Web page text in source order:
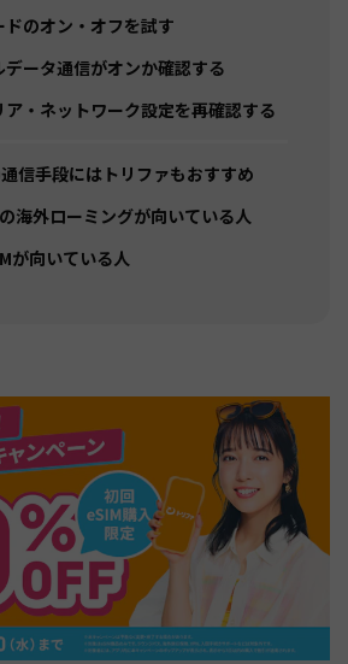
ドのオン・オフを試す
データ通信がオンか確認する
ア・ネットワーク設定を再確認する
信手段にはトリファもおすすめ
海外ローミングが向いている人
が向いている人